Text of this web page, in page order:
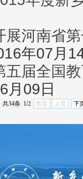
展河南省
年07月
五届全国
月09日
共34条 1/2 首页 上页 下